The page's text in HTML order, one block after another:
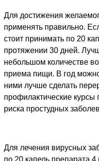
Для достижения
применять правильно.
стоит принимать по 20
протяжении 30 дней.
небольшом количестве
приема пищи. В год
ними лучше сделать
профилактические
риска простудных
Для лечения вирусных
по 20 капель препарата 4